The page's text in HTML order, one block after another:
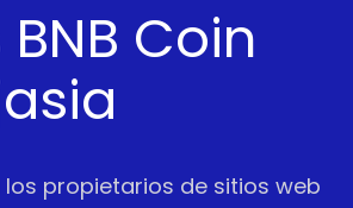
Coin
los propietarios de sitios web